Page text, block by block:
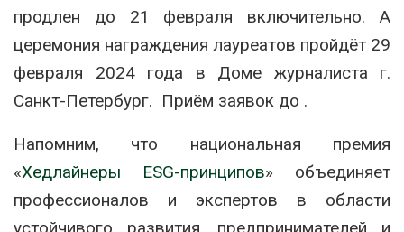
продлен до 21 февраля включительно. А
церемония награждения лауреатов пройдёт 29
февраля 2024 года в Доме журналиста г.
Санкт-Петербург. Приём заявок до .
Напомним, что национальная премия
«Хедлайнеры ESG-принципов» объединяет
профессионалов и экспертов в области